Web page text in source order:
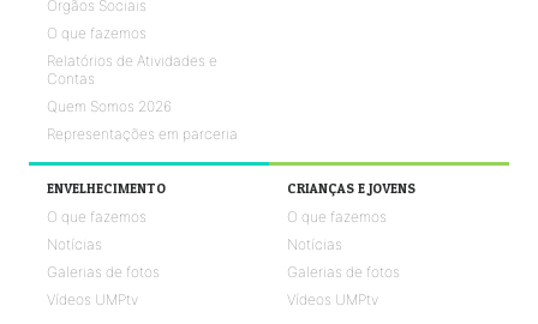
Órgãos Sociais
O que fazemos
Relatórios de Atividades e
Contas
Quem Somos 2026
Representações em parceria
ENVELHECIMENTO
O que fazemos
Notícias
Galerias de fotos
Vídeos UMPtv
CRIANÇAS E JOVENS
O que fazemos
Notícias
Galerias de fotos
Vídeos UMPtv